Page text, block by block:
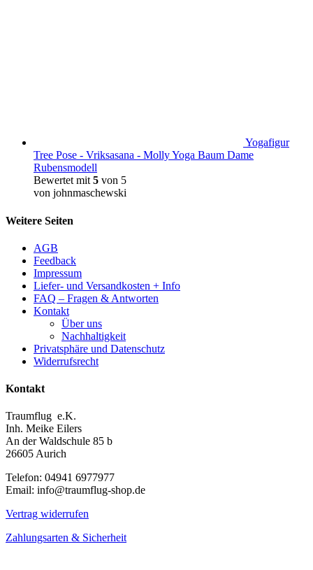
Yogafigur
Tree Pose - Vriksasana - Molly Yoga Baum Dame
Rubensmodell
Bewertet mit 5 von 5
von johnmaschewski
Weitere Seiten
AGB
Feedback
Impressum
Liefer- und Versandkosten + Info
FAQ – Fragen & Antworten
Kontakt
Über uns
Nachhaltigkeit
Privatsphäre und Datenschutz
Widerrufsrecht
Kontakt
Traumflug e.K.
Inh. Meike Eilers
An der Waldschule 85 b
26605 Aurich
Telefon: 04941 6977977
Email: info@traumflug-shop.de
Vertrag widerrufen
Zahlungsarten & Sicherheit